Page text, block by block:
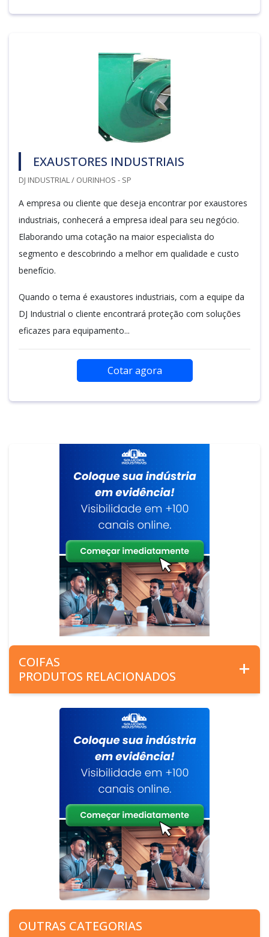
EXAUSTORES INDUSTRIAIS
DJ INDUSTRIAL / OURINHOS - SP
A empresa ou cliente que deseja encontrar por exaustores
industriais, conhecerá a empresa ideal para seu negócio.
Elaborando uma cotação na maior especialista do
segmento e descobrindo a melhor em qualidade e custo
benefício.
Quando o tema é exaustores industriais, com a equipe da
DJ Industrial o cliente encontrará proteção com soluções
eficazes para equipamento...
Cotar agora
COIFAS
PRODUTOS RELACIONADOS
OUTRAS CATEGORIAS